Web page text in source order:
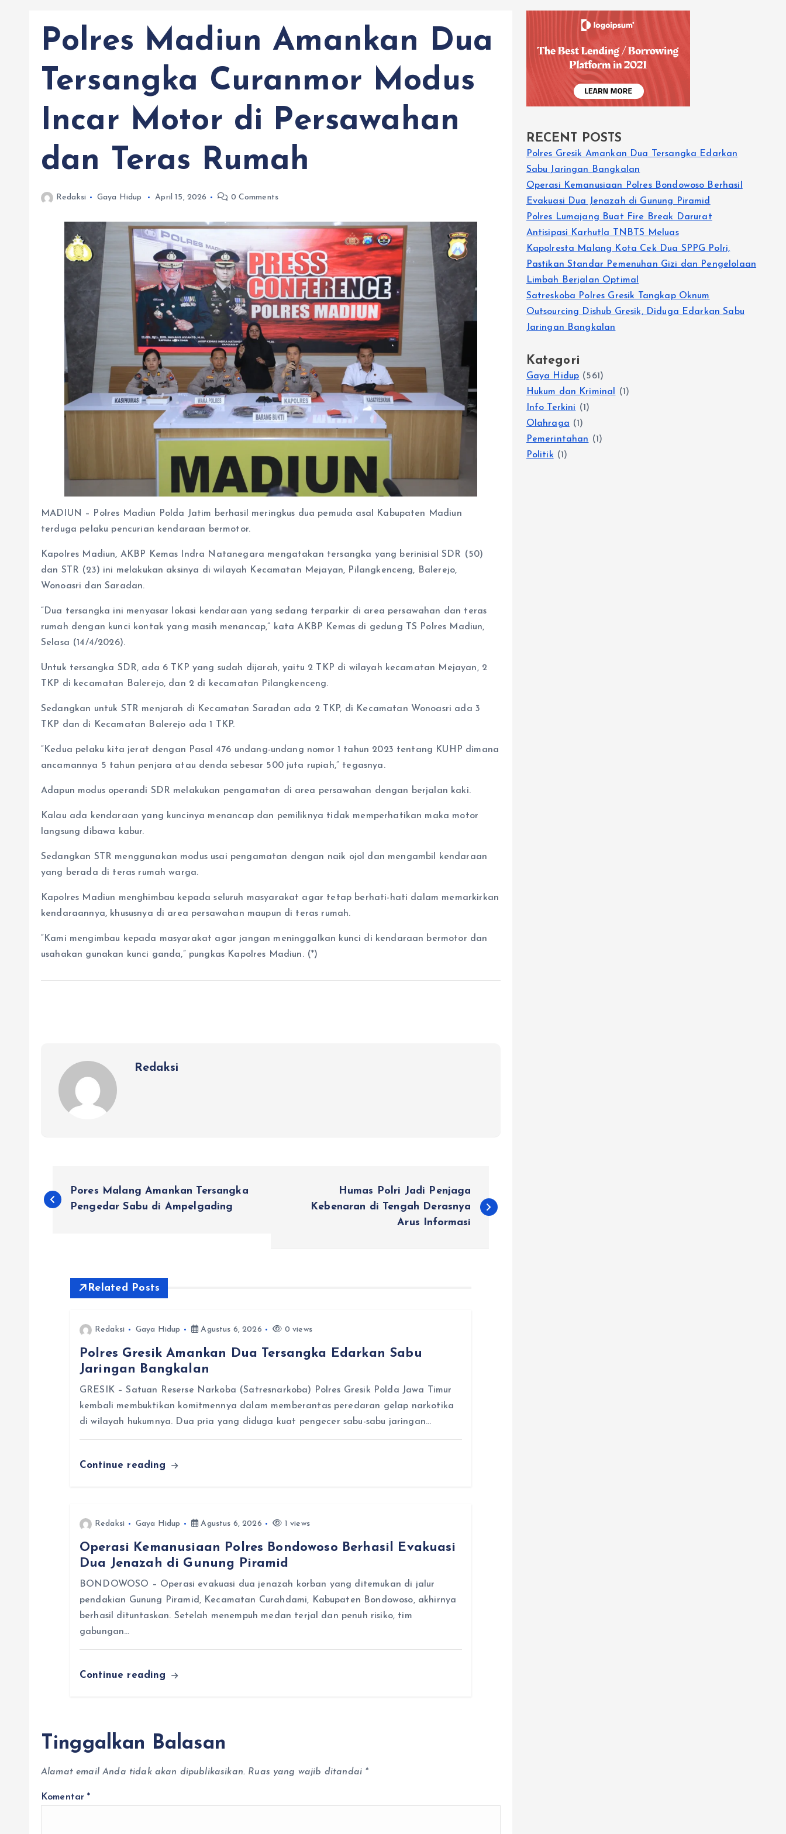
Polres Madiun Amankan Dua
Tersangka Curanmor Modus
Incar Motor di Persawahan
dan Teras Rumah
Redaksi Gaya Hidup April 15, 2026 0 Comments
MADIUN – Polres Madiun Polda Jatim berhasil meringkus dua pemuda asal Kabupaten Madiun
terduga pelaku pencurian kendaraan bermotor.
Kapolres Madiun, AKBP Kemas Indra Natanegara mengatakan tersangka yang berinisial SDR (50)
dan STR (23) ini melakukan aksinya di wilayah Kecamatan Mejayan, Pilangkenceng, Balerejo,
Wonoasri dan Saradan.
“Dua tersangka ini menyasar lokasi kendaraan yang sedang terparkir di area persawahan dan teras
rumah dengan kunci kontak yang masih menancap,” kata AKBP Kemas di gedung TS Polres Madiun,
Selasa (14/4/2026).
Untuk tersangka SDR, ada 6 TKP yang sudah dijarah, yaitu 2 TKP di wilayah kecamatan Mejayan, 2
TKP di kecamatan Balerejo, dan 2 di kecamatan Pilangkenceng.
Sedangkan untuk STR menjarah di Kecamatan Saradan ada 2 TKP, di Kecamatan Wonoasri ada 3
TKP dan di Kecamatan Balerejo ada 1 TKP.
“Kedua pelaku kita jerat dengan Pasal 476 undang-undang nomor 1 tahun 2023 tentang KUHP dimana
ancamannya 5 tahun penjara atau denda sebesar 500 juta rupiah,” tegasnya.
Adapun modus operandi SDR melakukan pengamatan di area persawahan dengan berjalan kaki.
Kalau ada kendaraan yang kuncinya menancap dan pemiliknya tidak memperhatikan maka motor
langsung dibawa kabur.
Sedangkan STR menggunakan modus usai pengamatan dengan naik ojol dan mengambil kendaraan
yang berada di teras rumah warga.
Kapolres Madiun menghimbau kepada seluruh masyarakat agar tetap berhati-hati dalam memarkirkan
kendaraannya, khususnya di area persawahan maupun di teras rumah.
“Kami mengimbau kepada masyarakat agar jangan meninggalkan kunci di kendaraan bermotor dan
usahakan gunakan kunci ganda,” pungkas Kapolres Madiun. (*)
Redaksi
a
Pores Malang Amankan Tersangka
Pengedar Sabu di Ampelgading
Humas Polri Jadi Penjaga
Kebenaran di Tengah Derasnya
Arus Informasi
Related Posts
Redaksi Gaya Hidup Agustus 6, 2026 0 views
Polres Gresik Amankan Dua Tersangka Edarkan Sabu
Jaringan Bangkalan
GRESIK – Satuan Reserse Narkoba (Satresnarkoba) Polres Gresik Polda Jawa Timur
kembali membuktikan komitmennya dalam memberantas peredaran gelap narkotika
di wilayah hukumnya. Dua pria yang diduga kuat pengecer sabu-sabu jaringan…
Continue reading
Redaksi Gaya Hidup Agustus 6, 2026 1 views
Operasi Kemanusiaan Polres Bondowoso Berhasil Evakuasi
Dua Jenazah di Gunung Piramid
BONDOWOSO – Operasi evakuasi dua jenazah korban yang ditemukan di jalur
pendakian Gunung Piramid, Kecamatan Curahdami, Kabupaten Bondowoso, akhirnya
berhasil dituntaskan. Setelah menempuh medan terjal dan penuh risiko, tim
gabungan…
Continue reading
Tinggalkan Balasan
Alamat email Anda tidak akan dipublikasikan. Ruas yang wajib ditandai *
Komentar*
RECENT POSTS
Polres Gresik Amankan Dua Tersangka Edarkan
Sabu Jaringan Bangkalan
Operasi Kemanusiaan Polres Bondowoso Berhasil
Evakuasi Dua Jenazah di Gunung Piramid
Polres Lumajang Buat Fire Break Darurat
Antisipasi Karhutla TNBTS Meluas
Kapolresta Malang Kota Cek Dua SPPG Polri,
Pastikan Standar Pemenuhan Gizi dan Pengelolaan
Limbah Berjalan Optimal
Satreskoba Polres Gresik Tangkap Oknum
Outsourcing Dishub Gresik, Diduga Edarkan Sabu
Jaringan Bangkalan
Kategori
Gaya Hidup (561)
Hukum dan Kriminal
(1)
Info Terkini (1)
Olahraga (1)
Pemerintahan (1)
Politik (1)